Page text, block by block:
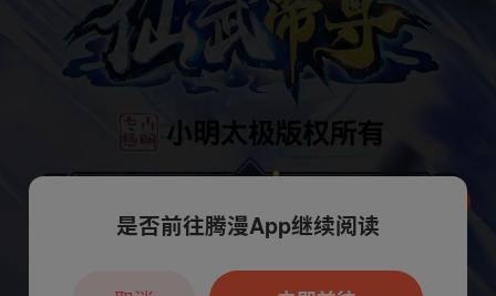
本章节仅支持App阅读，可打开App新用
户7天免费看
是否前往腾漫App继续阅读